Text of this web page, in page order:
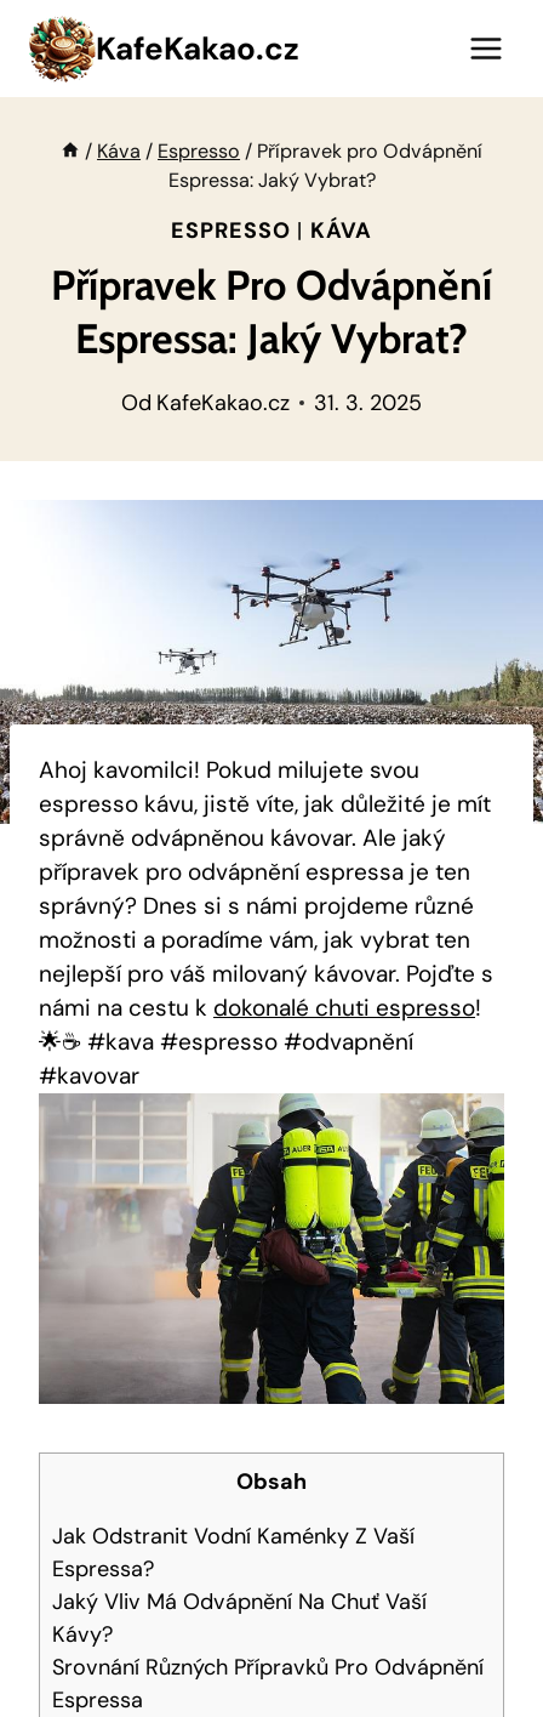
Přeskočit
obsah
KafeKakao.cz
/ Káva / Espresso / Přípravek pro Odvápnění
Espressa: Jaký Vybrat?
ESPRESSO | KÁVA
Přípravek Pro Odvápnění
Espressa: Jaký Vybrat?
Od KafeKakao.cz 31. 3. 2025
Ahoj kavomilci! Pokud milujete svou
espresso kávu, jistě víte, jak důležité je mít
správně odvápněnou kávovar. Ale jaký
přípravek pro odvápnění espressa je ten
správný? Dnes si s námi projdeme různé
možnosti a poradíme vám, jak vybrat ten
nejlepší pro váš milovaný kávovar. Pojďte s
námi na cestu k dokonalé chuti espresso!
🌟☕️ #kava #espresso #odvapnění
#kavovar
Obsah
Jak Odstranit Vodní Kaménky Z Vaší
Espressa?
Jaký Vliv Má Odvápnění Na Chuť Vaší
Kávy?
Srovnání Různých Přípravků Pro Odvápnění
Espressa